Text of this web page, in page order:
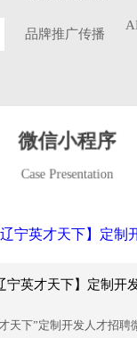
品牌推广传播
微信小程序
Case Presentation
宁英才天下】定制开
天下”定制开发人才招聘